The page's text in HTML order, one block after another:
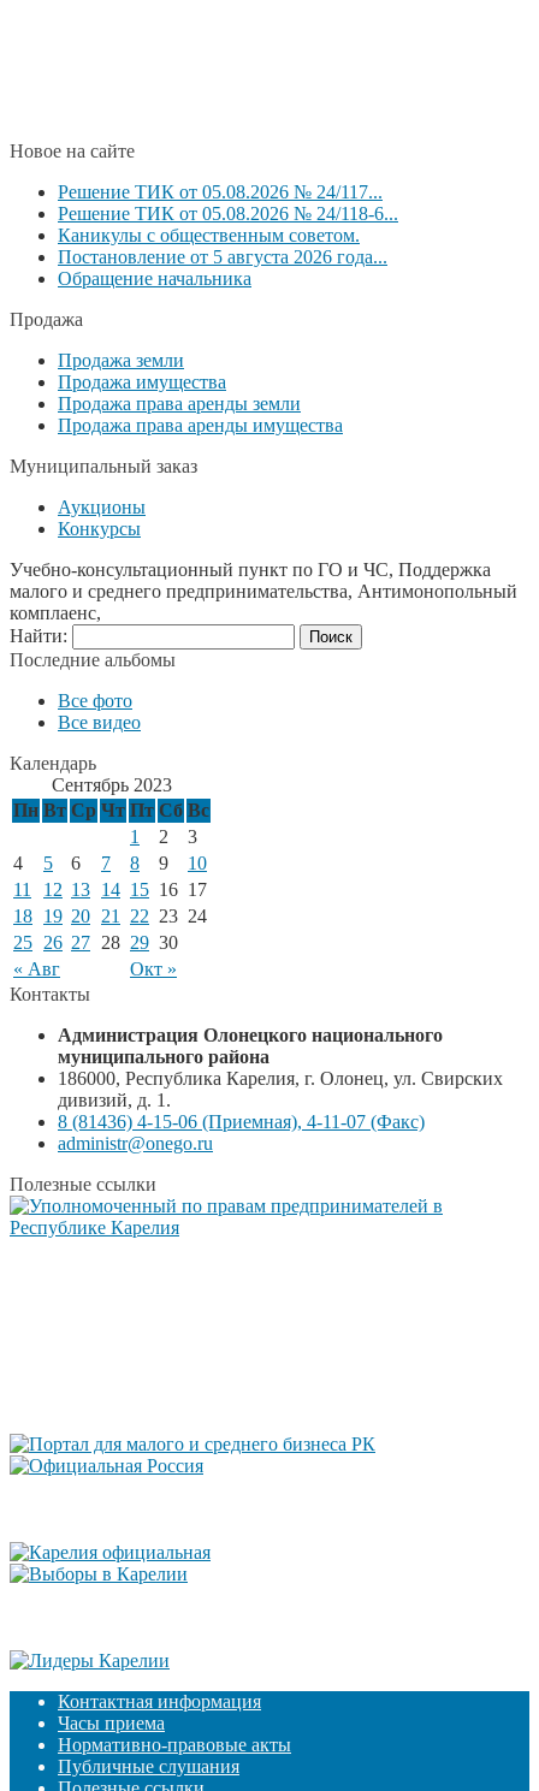
Новое на сайте
Решение ТИК от 05.08.2026 № 24/117...
Решение ТИК от 05.08.2026 № 24/118-6...
Каникулы с общественным советом.
Постановление от 5 августа 2026 года...
Обращение начальника
Продажа
Продажа земли
Продажа имущества
Продажа права аренды земли
Продажа права аренды имущества
Муниципальный заказ
Аукционы
Конкурсы
Учебно-консультационный пункт по ГО и ЧС, Поддержка
малого и среднего предпринимательства, Антимонопольный
комплаенс,
Найти:
Последние альбомы
Все фото
Все видео
Календарь
Сентябрь 2023
Пн Вт Ср Чт Пт Сб Вс
« Авг Окт »
1 2
3
4
5 6 7 8 9
10
11
12 13 14 15 16 17
18 19 20 21 22 23 24
25 26 27 28 29 30
Контакты
Администрация Олонецкого национального
муниципального района
186000, Республика Карелия, г. Олонец, ул. Свирских
дивизий, д. 1.
8 (81436) 4-15-06 (Приемная), 4-11-07 (Факс)
administr@onego.ru
Полезные ссылки
Контактная информация
Часы приема
Нормативно-правовые акты
Публичные слушания